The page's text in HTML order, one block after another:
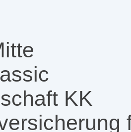
KK